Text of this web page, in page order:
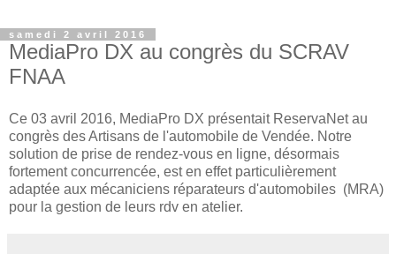
samedi 2 avril 2016
MediaPro DX au congrès du SCRAV
FNAA
Ce 03 avril 2016, MediaPro DX présentait ReservaNet au
congrès des Artisans de l'automobile de Vendée. Notre
solution de prise de rendez-vous en ligne, désormais
fortement concurrencée, est en effet particulièrement
adaptée aux mécaniciens réparateurs d'automobiles (MRA)
pour la gestion de leurs rdv en atelier.